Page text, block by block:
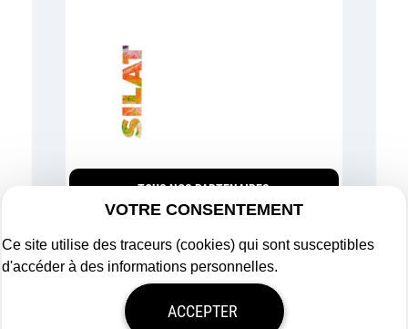
TOUS NOS PARTENAIRES
Mentions légales
VOTRE CONSENTEMENT
Ce site utilise des traceurs (cookies) qui sont susceptibles
d'accéder à des informations personnelles.
ACCEPTER